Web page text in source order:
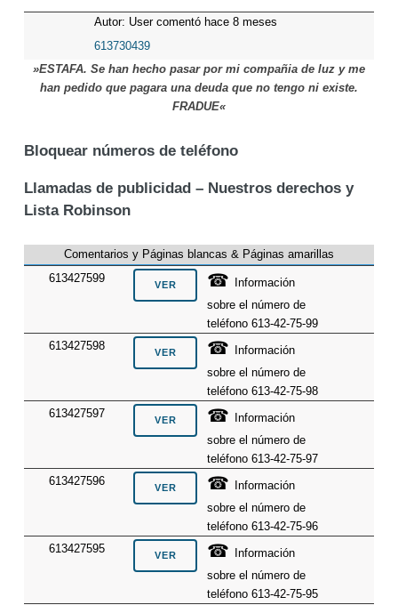
Autor: User comentó hace 8 meses
613730439
»ESTAFA. Se han hecho pasar por mi compañia de luz y me
han pedido que pagara una deuda que no tengo ni existe.
FRADUE«
Bloquear números de teléfono
Llamadas de publicidad – Nuestros derechos y
Lista Robinson
Comentarios y Páginas blancas & Páginas amarillas
613427599
☎ Información
sobre el número de
teléfono 613-42-75-99
613427598
☎ Información
sobre el número de
teléfono 613-42-75-98
613427597
☎ Información
sobre el número de
teléfono 613-42-75-97
613427596
☎ Información
sobre el número de
teléfono 613-42-75-96
613427595
☎ Información
sobre el número de
teléfono 613-42-75-95